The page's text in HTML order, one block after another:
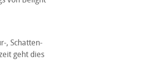
, Schatten-
geht dies